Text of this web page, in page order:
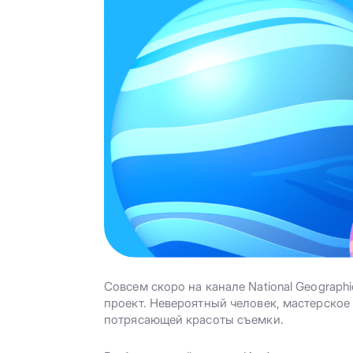
Совсем скоро на канале National
проект. Невероятный человек,
потрясающей красоты съемки.